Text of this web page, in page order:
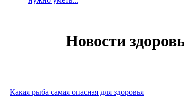
Новости
Какая рыба самая опасная для здоровья